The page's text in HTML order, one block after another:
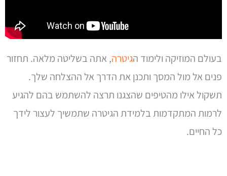
בעולם המוזיקה ולימוד הגיטרה, אתה בשליטה מלאה. תחזור
פנים אל מול המסך ותכנן את הדרך אל ההצלחה שלך.
תשקול אילו מהטיפים שהצגנו תרצה להשתמש בהם להגיע
לרמות המתקדמות בלמידת הגיטרה שתמשיך לעצור לידך
כל החיים.